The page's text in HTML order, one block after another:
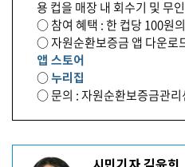
용 컵을 매장 내 회수기 및 무
○ 참여 혜택 : 한 컵당 100원
○ 자원순환보증금 앱 다운
앱 스토어
○누리집
○ 문의 : 자원순환보증금관